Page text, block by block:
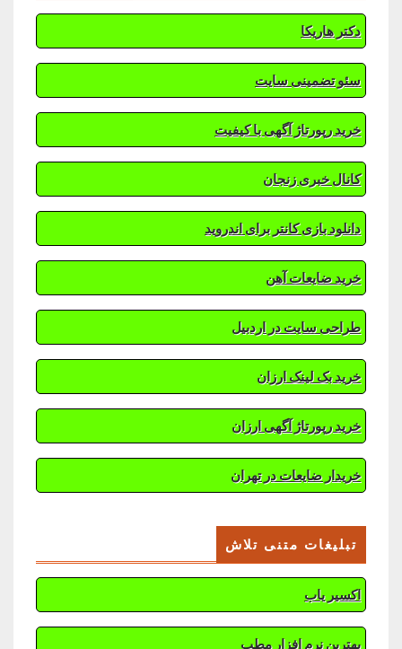
دکتر هاریکا
سئو تضمینی سایت
خرید رپورتاژ آگهی با کیفیت
کانال خبری زنجان
دانلود بازی کانتر برای اندروید
خرید ضایعات آهن
طراحی سایت در اردبیل
خرید بک لینک ارزان
خرید رپورتاژ آگهی ارزان
خریدار ضایعات در تهران
تبلیغات متنی تلاش
اکسیر یاب
بهترین نرم افزار مطب